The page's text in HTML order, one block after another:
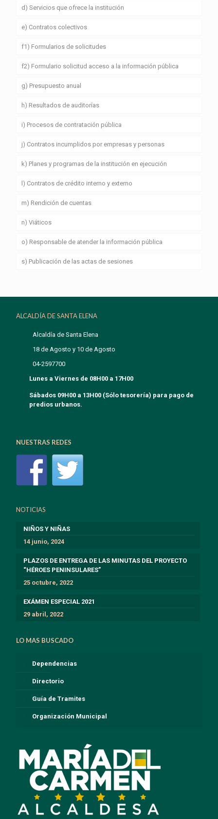
d) Servicios que ofrece la institución
e) Contratos colectivos
f1) Formularios de solicitudes
f2) Formulario solicitud acceso a la información pública
g) Presupuesto anual
h) Resultados de auditorías
i) Procesos de contratación pública
j) Contratos incumplidos por empresas y personas
k) Planes y programas de la institución en ejecución
l) Contratos de crédito interno y externo
m) Rendición de cuentas
n) Viáticos
o) Responsable de atender la información pública
s) Publicación de las actas de sesiones
ALCALDÍA DE SANTA ELENA
Alcaldía de Santa Elena
18 de Agosto y 10 de Agosto
04-2597700
Lunes a Viernes de 08H00 a 17H00
Sábados 09H00 a 13H00 (Sólo tesorería) para pago de
predios urbanos.
NUESTRAS REDES
NOTICIAS
NIÑOS Y NIÑAS
14 junio, 2024
PLAZOS DE ENTREGA DE LAS MINUTAS DEL PROYECTO
“HÉROES PENINSULARES”
25 octubre, 2022
EXÁMEN ESPECIAL 2021
29 abril, 2022
LO MAS BUSCADO
Dependencias
Directorio
Guía de Tramites
Organización Municipal